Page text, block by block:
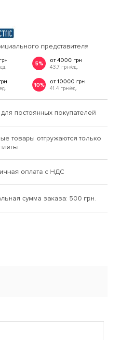
представителя
5% от 4000 грн
43.7 грн/ед.
10% от 10000 грн
41.4 грн/ед.
постоянных покупателей
товары отгружаются только
оплата с НДС
сумма заказа: 500 грн.